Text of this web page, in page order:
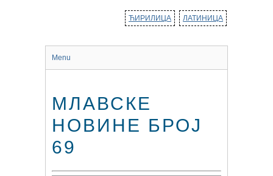
ЋИРИЛИЦА ЛАТИНИЦА
Menu
МЛАВСКЕ
НОВИНЕ БРОЈ
69